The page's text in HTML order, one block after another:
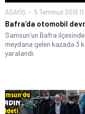
ASAYİŞ 5 Temmuz 2019
Bafra’da otomobil
Samsun'un Bafra ilçesinde
meydana gelen kazada 3
yaralandı.